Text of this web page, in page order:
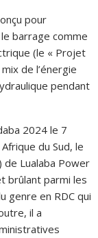
pour
barrage comme
(le « Projet
de l’énergie
pendant
2024 le 7
du Sud, le
de Lualaba Power
brûlant parmi les
genre en RDC qui
il a